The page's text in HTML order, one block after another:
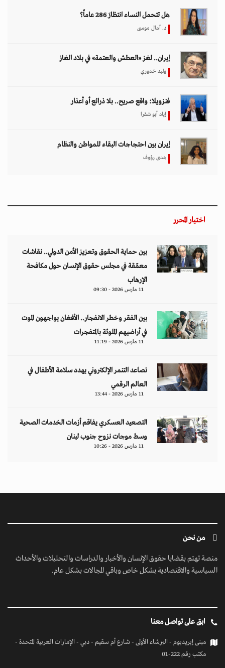
هل تتحمل النساء انتظارَ 286 عاماً؟
د. آمال موسى
إيران.. لغز «العطش والعتمة» في بلاد الغاز
وليد خدوري
فنزويلا: واقع صريح.. بلا ذرائع أو أعذار
إياد أبو شقرا
إيران بين احتجاجات البقاء للمواطن والنظام
هدى رؤوف
اختيار المحرر
بين حماية الحقوق وتعزيز الأمن الدولي.. نقاشات
معمّقة في مجلس حقوق الإنسان حول مكافحة
الإرهاب
11 مارس 2026 - 09:30
بين الفقر وخطر الانفجار.. الأفغان يواجهون الموت
في أراضيهم الملوثة بالمتفجرات
11 مارس 2026 - 11:19
تصاعد التنمر الإلكتروني يهدد سلامة الأطفال في
العالم الرقمي
11 مارس 2026 - 13:44
التصعيد العسكري يفاقم أزمات الخدمات الصحية
وسط موجات نزوح جنوب لبنان
11 مارس 2026 - 10:26
من نحن
منصة تهتم بقضايا حقوق الإنسان والأخبار والدراسات والتحليلات والأحداث
السياسية والاقتصادية بشكل خاص وباقي المجالات بشكل عام.
ابق على تواصل معنا
مبنى إيريديوم - البرشاء الأولى - شارع أم سقيم - دبي - الإمارات العربية المتحدة -
مكتب رقم 222-01